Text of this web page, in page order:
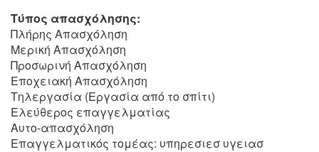
Τύπος απασχόλησης:
Πλήρης Απασχόληση
Μερική Απασχόληση
Προσωρινή Απασχόληση
Εποχειακή Απασχόληση
Τηλεργασία (Εργασία από το σπίτι)
Ελεύθερος επαγγελματίας
Αυτο-απασχόληση
Επαγγελματικός τομέας: υπηρεσιεσ υγειασ